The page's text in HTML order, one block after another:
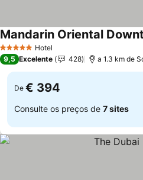
5 Estrelas Hotel
Mandarin Oriental
9,5 Excelente 428 a 1.3 km de
De € 394
Consulte os preços de 7 sites